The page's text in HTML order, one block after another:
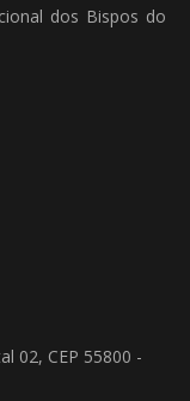
dos Bispos do
02, CEP 55800 -